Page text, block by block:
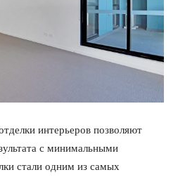
интерьеров позволяют
с минимальными
стали одним из самых